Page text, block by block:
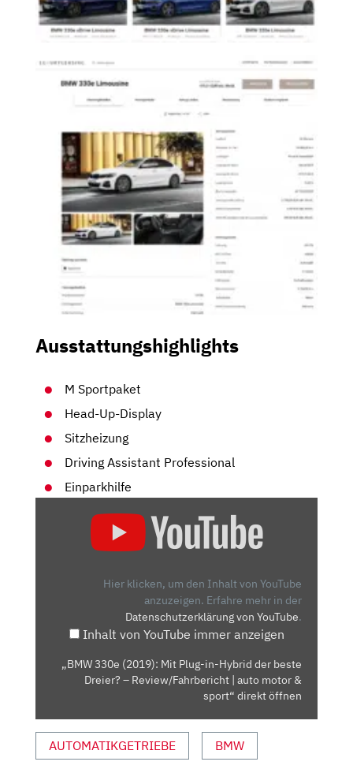
Ausstattungshighlights
M Sportpaket
Head-Up-Display
Sitzheizung
Driving Assistant Professional
Einparkhilfe
BESTE
|
AUTO
Hier klicken, um den Inhalt von YouTube
anzuzeigen. Erfahre mehr in der
Datenschutzerklärung von YouTube.
Inhalt von YouTube immer anzeigen
„BMW 330e (2019): Mit Plug-in-Hybrid der beste
Dreier? – Review/Fahrbericht | auto motor &
sport“ direkt öffnen
AUTOMATIKGETRIEBE BMW